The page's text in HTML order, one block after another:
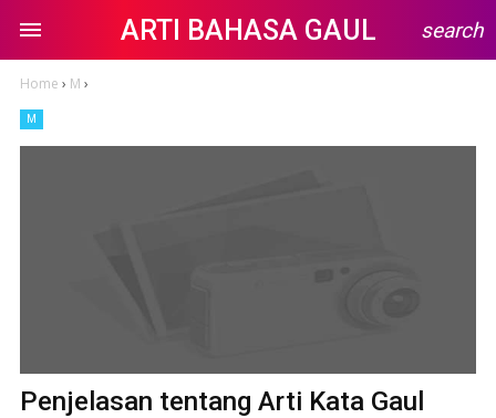
ARTI BAHASA GAUL search
Home › M ›
M
Penjelasan tentang Arti Kata Gaul